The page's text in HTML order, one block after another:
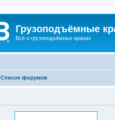
Грузоподъёмные
Всё о грузоподъёмных кранах
Список форумов